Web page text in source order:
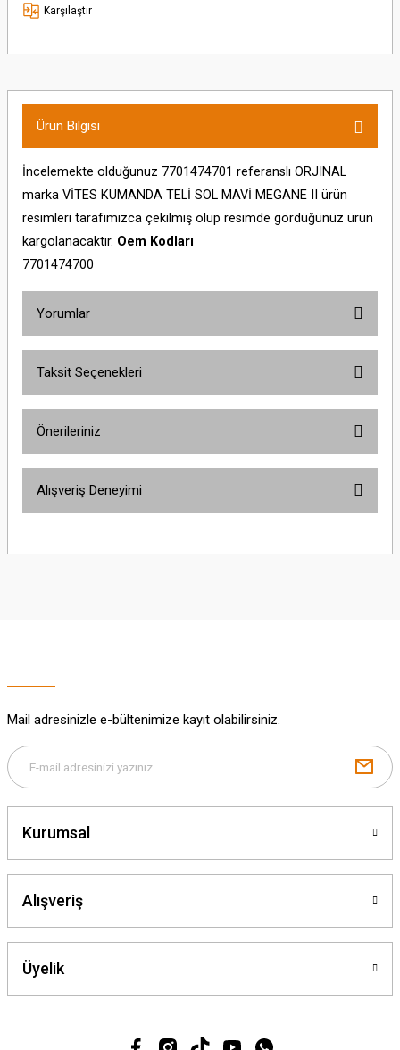
Karşılaştır
Ürün Bilgisi
İncelemekte olduğunuz 7701474701 referanslı ORJINAL
marka VİTES KUMANDA TELİ SOL MAVİ MEGANE II ürün
resimleri tarafımızca çekilmiş olup resimde gördüğünüz ürün
kargolanacaktır. Oem Kodları
7701474700
Yorumlar
Taksit Seçenekleri
Önerileriniz
yetersiz gördüğünüz noktaları öneri formunu kullanarak tarafımıza
Gönder
Alışveriş Deneyimi
Mail adresinizle e-bültenimize kayıt olabilirsiniz.
Kurumsal
Alışveriş
Üyelik